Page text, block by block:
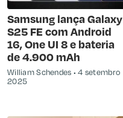
Samsung lança Galaxy
S25 FE com Android
16, One UI 8 e bateria
de 4.900 mAh
William Schendes
4 setembro
2025